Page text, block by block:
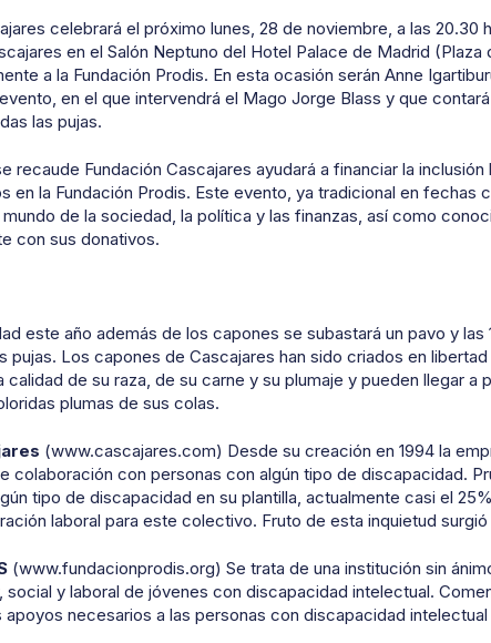
celebrará el próximo lunes, 28 de noviembre, a las 20.30
en el Salón Neptuno del Hotel Palace de Madrid
a la Fundación Prodis. En esta ocasión serán Anne
en el que intervendrá el Mago Jorge Blass y que
las pujas.
recaude Fundación Cascajares ayudará a financiar la
en la Fundación Prodis. Este evento, ya tradicional en fechas
de la sociedad, la política y las finanzas, así como
con sus donativos.
este año además de los capones se subastará un pavo y las
pujas. Los capones de Cascajares han sido criados en
de su raza, de su carne y su plumaje y pueden llegar a
plumas de sus colas.
(www.cascajares.com) Desde su creación en 1994 la
colaboración con personas con algún tipo de discapacidad.
tipo de discapacidad en su plantilla, actualmente casi el
laboral para este colectivo. Fruto de esta inquietud
(www.fundacionprodis.org) Se trata de una institución sin
social y laboral de jóvenes con discapacidad intelectual.
necesarios a las personas con discapacidad